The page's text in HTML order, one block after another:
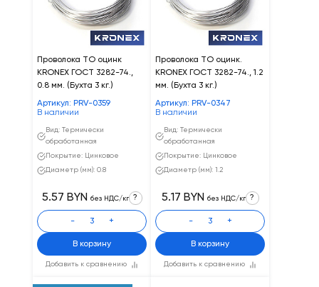
Проволока ТО оцинк
KRONEX ГОСТ 3282-74.,
0.8 мм. (Бухта 3 кг.)
Артикул: PRV-0359
В наличии
Вид: Термически
обработанная
Покрытие: Цинковое
Диаметр (мм): 0.8
Добавить к сравнению
5.57 BYN без НДС/кг ?
- +
В корзину
Проволока ТО оцинк.
KRONEX ГОСТ 3282-74., 1.2
мм. (Бухта 3 кг.)
Артикул: PRV-0347
В наличии
Вид: Термически
обработанная
Покрытие: Цинковое
Диаметр (мм): 1.2
Добавить к сравнению
5.17 BYN без НДС/кг ?
- +
В корзину